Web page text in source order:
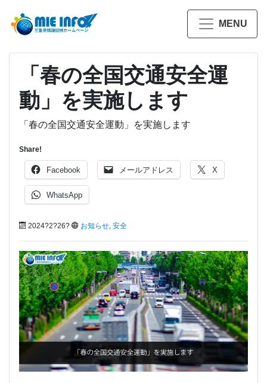
MENU
「春の全国交通安全運
動」を実施します
「春の全国交通安全運動」を実施します
Share!
Facebook メールアドレス X
WhatsApp
2024?2?26? お知らせ, 安全